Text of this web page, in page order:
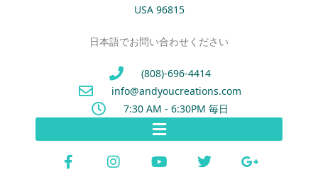
USA 96815
日本語でお問い合わせください
(808)-696-4414
info@andyoucreations.com
7:30 AM - 6:30PM 毎日